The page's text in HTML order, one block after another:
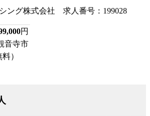
ング株式会社 求人番号：199028
円
音寺市
）